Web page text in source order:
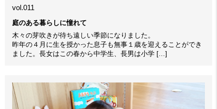
vol.011
庭のある暮らしに憧れて
木々の芽吹きが待ち遠しい季節になりました。
昨年の４月に生を授かった息子も無事１歳を迎えることができ
ました。長女はこの春から中学生、長男は小学 […]